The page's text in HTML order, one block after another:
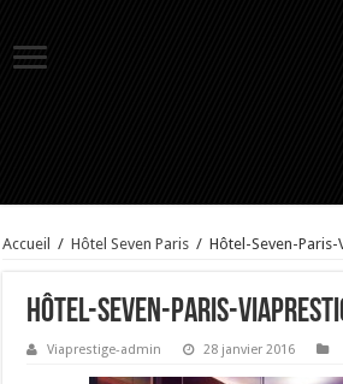
Accueil / Hôtel Seven Paris / Hôtel-Seven-
Hôtel-Seven-Paris-
Viaprestige-admin 28 janvier 2016